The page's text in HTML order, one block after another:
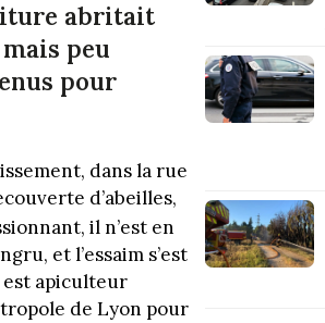
abritait
peu
pour
dans la rue
d’abeilles,
il n’est en
et l’essaim s’est
est apiculteur
de Lyon pour